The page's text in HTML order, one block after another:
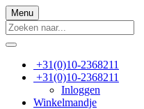
Menu
+31(0)10-2368211
+31(0)10-2368211
Inloggen
Winkelmandje